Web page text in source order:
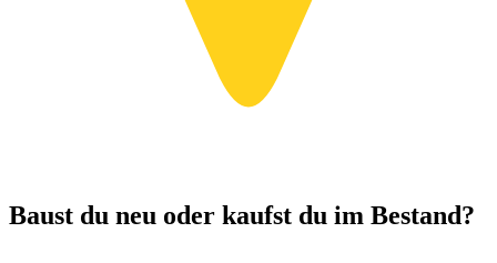
Baust du neu oder kaufst du im Bestand?